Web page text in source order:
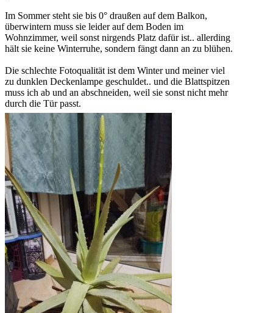
Im Sommer steht sie bis 0° draußen auf dem Balkon,
überwintern muss sie leider auf dem Boden im
Wohnzimmer, weil sonst nirgends Platz dafür ist.. allerding
hält sie keine Winterruhe, sondern fängt dann an zu blühen.
Die schlechte Fotoqualität ist dem Winter und meiner viel
zu dunklen Deckenlampe geschuldet.. und die Blattspitzen
muss ich ab und an abschneiden, weil sie sonst nicht mehr
durch die Tür passt.